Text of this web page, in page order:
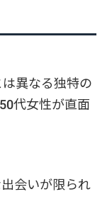
異なる独特の
代女性が直面
会いが限られ